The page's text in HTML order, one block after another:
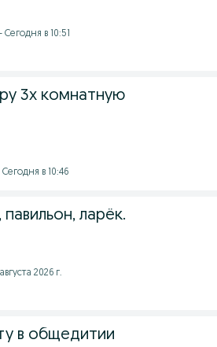
в 10:51
3х комнатную
в 10:46
ларёк.
2026 г.
в общедитии